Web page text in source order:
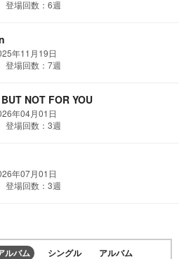
場回数：6週
年11月19日
場回数：7週
NOT FOR YOU
年04月01日
場回数：3週
年07月01日
場回数：3週
ルバム シングル
アルバム